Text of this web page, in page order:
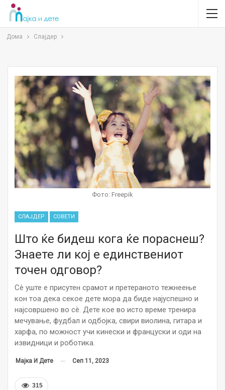
Дома Слајдер
Фото: Freepik
СЛАЈДЕР СОВЕТИ
Што ќе бидеш кога ќе пораснеш?
Знаете ли кој е единствениот
точен одговор?
Сè уште е присутен срамот и претеранoто тежнеење
кон тоа дека секое дете мора да биде најуспешно и
најсовршено во сè. Дете кое во исто време тренира
мечување, фудбал и одбојка, свири виолина, гитара и
харфа, по можност учи кинески и француски и оди на
извидници и роботика.
Мајка И Дете Сеп 11, 2023
315